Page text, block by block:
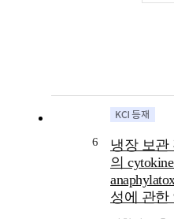
6
냉장 보관
의
성에 관한